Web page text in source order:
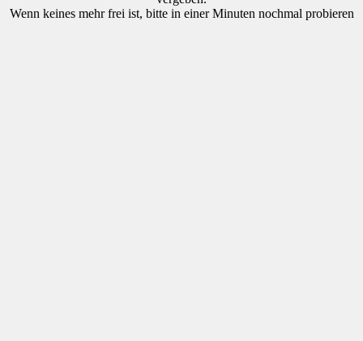
Wenn keines mehr frei ist, bitte in einer Minuten nochmal probieren